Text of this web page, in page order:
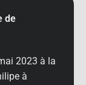
de
2023 à la
à